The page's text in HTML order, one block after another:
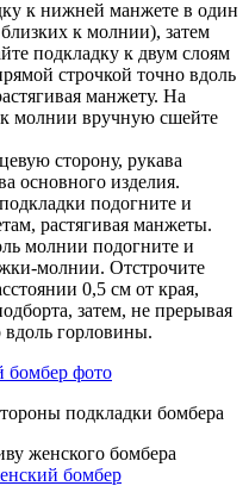
к нижней манжете в один
к молнии), затем
подкладку к двум слоям
строчкой точно вдоль
манжету. На
к молнии вручную сшейте
сторону, рукава
основного изделия.
подогните и
растягивая манжеты.
молнии подогните и
молнии. Отстрочите
0,5 см от края,
затем, не прерывая
вдоль горловины.
подкладки бомбера
женского бомбера
бомбер